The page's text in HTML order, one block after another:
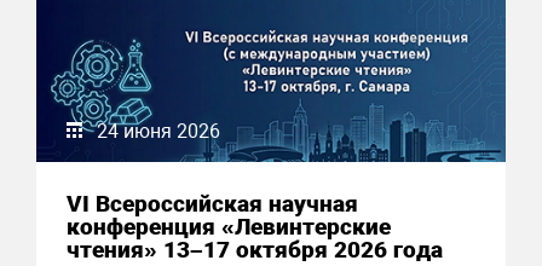
24 июня 2026
VI Всероссийская научная
конференция «Левинтерские
чтения» 13–17 октября 2026 года